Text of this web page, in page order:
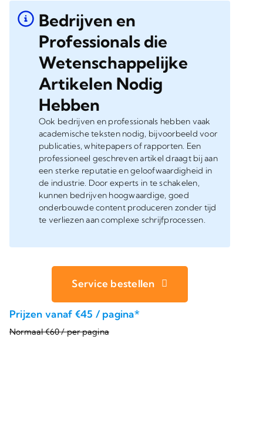
Bedrijven en
Professionals die
Wetenschappelijke
Artikelen Nodig
Hebben
Ook bedrijven en professionals hebben vaak
academische teksten nodig, bijvoorbeeld voor
publicaties, whitepapers of rapporten. Een
professioneel geschreven artikel draagt bij aan
een sterke reputatie en geloofwaardigheid in
de industrie. Door experts in te schakelen,
kunnen bedrijven hoogwaardige, goed
onderbouwde content produceren zonder tijd
te verliezen aan complexe schrijfprocessen.
Service bestellen
Prijzen vanaf €45 / pagina*
Normaal €60 / per pagina